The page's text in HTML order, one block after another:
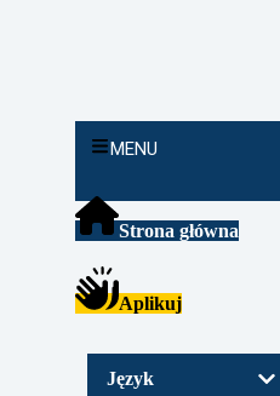
MENU
Strona główna
Aplikuj
język
Język